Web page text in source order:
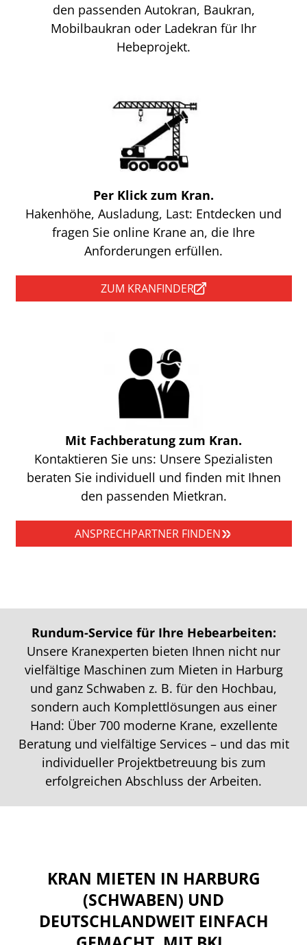
den passenden Autokran, Baukran,
Mobilbaukran oder Ladekran für Ihr
Hebeprojekt.
Per Klick zum Kran.
Hakenhöhe, Ausladung, Last: Entdecken und
fragen Sie online Krane an, die Ihre
Anforderungen erfüllen.
ZUM KRANFINDER
Mit Fachberatung zum Kran.
Kontaktieren Sie uns: Unsere Spezialisten
beraten Sie individuell und finden mit Ihnen
den passenden Mietkran.
ANSPRECHPARTNER FINDEN
Rundum-Service für Ihre Hebearbeiten:
Unsere Kranexperten bieten Ihnen nicht nur
vielfältige Maschinen zum Mieten in Harburg
und ganz Schwaben z. B. für den Hochbau,
sondern auch Komplettlösungen aus einer
Hand: Über 700 moderne Krane, exzellente
Beratung und vielfältige Services – und das mit
individueller Projektbetreuung bis zum
erfolgreichen Abschluss der Arbeiten.
KRAN MIETEN IN HARBURG
(SCHWABEN) UND
DEUTSCHLANDWEIT EINFACH